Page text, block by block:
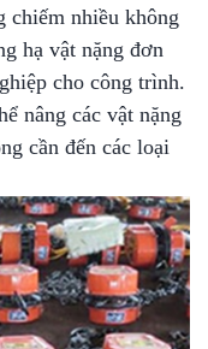
chiếm nhiều không
hạ vật nặng đơn
cho công trình.
nâng các vật nặng
cần đến các loại